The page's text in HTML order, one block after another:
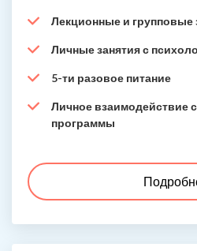
Лекционные и групповые
Личные занятия с
5-ти разовое питание
Личное взаимодействие
программы